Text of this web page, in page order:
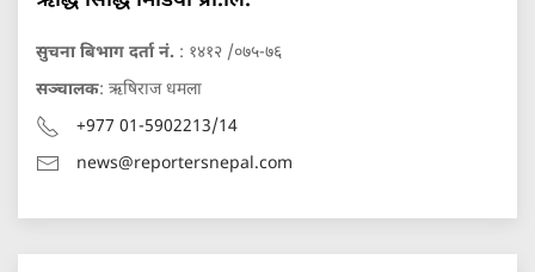
सुचना बिभाग दर्ता नं. : १४१२ /०७५-७६
सञ्चालक: ऋषिराज धमला
+977 01-5902213/14
news@reportersnepal.com